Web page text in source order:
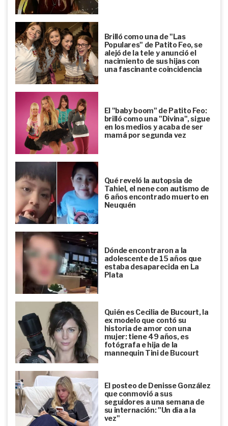
Brilló como una de "Las
Populares" de Patito Feo, se
alejó de la tele y anunció el
nacimiento de sus hijas con
una fascinante coincidencia
El "baby boom" de Patito Feo:
brilló como una "Divina", sigue
en los medios y acaba de ser
mamá por segunda vez
Qué reveló la autopsia de
Tahiel, el nene con autismo de
6 años encontrado muerto en
Neuquén
Dónde encontraron a la
adolescente de 15 años que
estaba desaparecida en La
Plata
Quién es Cecilia de Bucourt, la
ex modelo que contó su
historia de amor con una
mujer: tiene 49 años, es
fotógrafa e hija de la
mannequin Tini de Bucourt
El posteo de Denisse González
que conmovió a sus
seguidores a una semana de
su internación: "Un día a la
vez"